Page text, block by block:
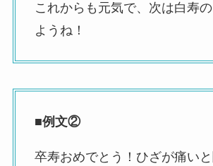
これからも元気で、次は白寿
ようね！
■例文②
卒寿おめでとう！ひざが痛い